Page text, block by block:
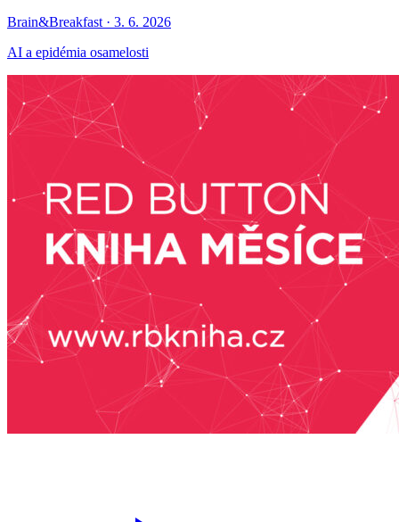
Brain&Breakfast · 3. 6. 2026
AI a epidémia osamelosti